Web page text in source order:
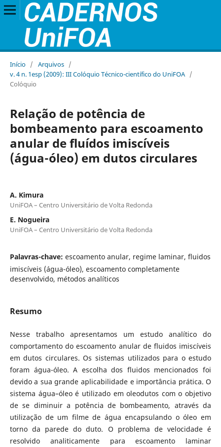
Início / Arquivos /
v. 4 n. 1esp (2009): III Colóquio Técnico-científico do UniFOA /
Colóquio
Relação de potência de
bombeamento para escoamento
anular de fluídos imiscíveis
(água-óleo) em dutos circulares
A. Kimura
UniFOA – Centro Universitário de Volta Redonda
E. Nogueira
UniFOA – Centro Universitário de Volta Redonda
Palavras-chave: escoamento anular, regime laminar, fluidos
imiscíveis (água-óleo), escoamento completamente
desenvolvido, métodos analíticos
Resumo
Nesse trabalho apresentamos um estudo analítico do
comportamento do escoamento anular de fluidos imiscíveis
em dutos circulares. Os sistemas utilizados para o estudo
foram água-óleo. A escolha dos fluidos mencionados foi
devido a sua grande aplicabilidade e importância prática. O
sistema água–óleo é utilizado em oleodutos com o objetivo
de se diminuir a potência de bombeamento, através da
utilização de um filme de água encapsulando o óleo em
torno da parede do duto. O problema de velocidade é
resolvido analiticamente para escoamento laminar